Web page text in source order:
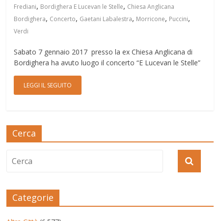
Frediani, Bordighera E Lucevan le Stelle, Chiesa Anglicana
Bordighera, Concerto, Gaetani Labalestra, Morricone, Puccini,
Verdi
Sabato 7 gennaio 2017 presso la ex Chiesa Anglicana di
Bordighera ha avuto luogo il concerto “E Lucevan le Stelle”
LEGGI IL SEGUITO
Cerca
Categorie